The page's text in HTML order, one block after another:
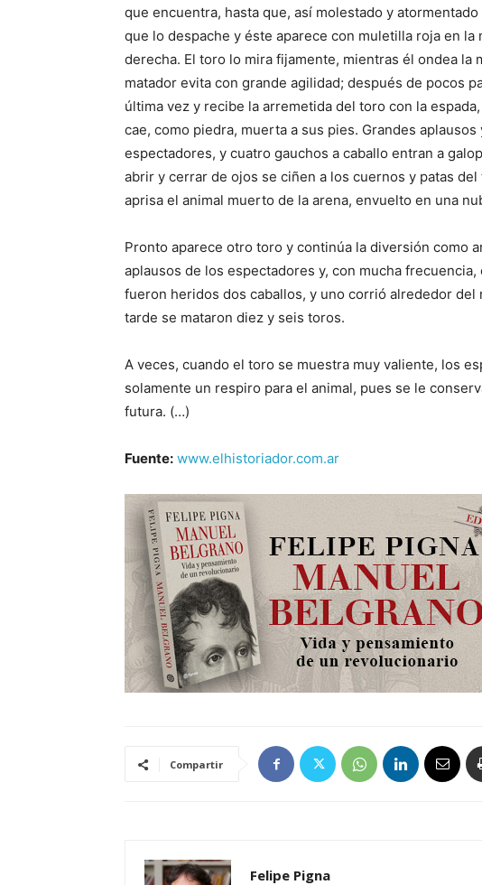
que encuentra, hasta que, así molestado y
que lo despache y éste aparece con muletilla roja en
derecha. El toro lo mira fijamente, mientras él ondea la
matador evita con grande agilidad; después de pocos
última vez y recibe la arremetida del toro con la
cae, como piedra, muerta a sus pies. Grandes
espectadores, y cuatro gauchos a caballo entran a
abrir y cerrar de ojos se ciñen a los cuernos y patas
aprisa el animal muerto de la arena, envuelto en una
Pronto aparece otro toro y continúa la diversión como
aplausos de los espectadores y, con mucha
fueron heridos dos caballos, y uno corrió alrededor
tarde se mataron diez y seis toros.
A veces, cuando el toro se muestra muy valiente, los
solamente un respiro para el animal, pues se le
futura. (…)
Fuente: www.elhistoriador.com.ar
Compartir
Felipe Pigna